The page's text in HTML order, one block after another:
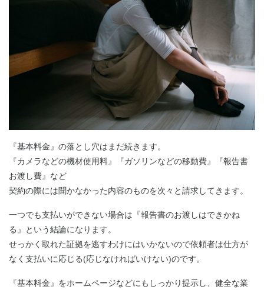
『基本料金』の落とし穴はまだ続きます。
『カメラなどの機材使用料』『ガソリンなどの移動費』『報告書
お渡し費』など
契約の際には聞かなかった内容のものを次々と請求してきます。
一つでも支払いができない場合は『報告書のお渡しはできかね
る』という結論になります。
せっかく取れた証拠を逃すわけにはいかないので依頼者は仕方が
なく支払いに応じる(応じなければいけない)のです。
『基本料金』をホームページなどにもしっかり提示し、健全な業